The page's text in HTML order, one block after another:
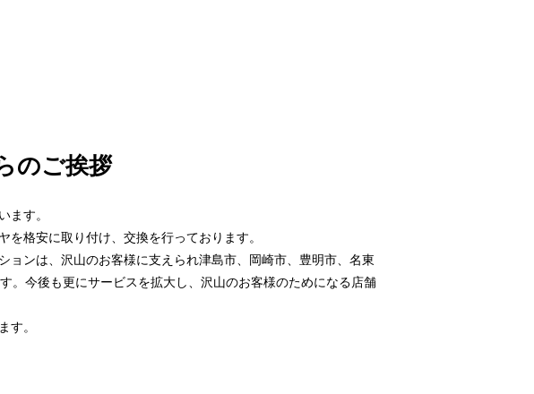
のご挨拶
ます。
格安に取り付け、交換を行っております。
ンは、沢山のお客様に支えられ津島市、岡崎市、豊明市、名東
。今後も更にサービスを拡大し、沢山のお客様のためになる店舗
す。